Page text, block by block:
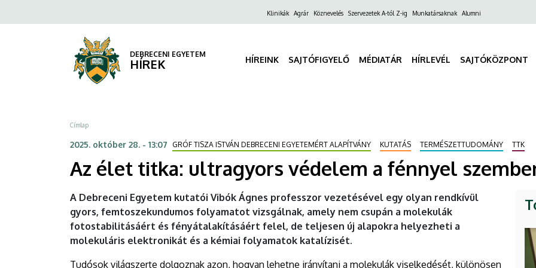
ultragyors
szemben
DEBRECENI
EGYETEM
a
FelsőKlinikák Agrár Köznevelés Szervezetek A-tól Z-ig Munkatársaknak Alumni
DEBRECENI EGYETEM
HÍREK HÍREINK SAJTÓFIGYELŐ MÉDIATÁR HÍRLEVÉL SAJTÓKÖZPONT
Morzsa
Címlap
2025. október 28. - 13:07 GRÓF TISZA ISTVÁN DEBRECENI EGYETEMÉRT ALAPÍTVÁNY KUTATÁS TERMÉSZETTUDOMÁNY TTK
Az élet titka: ultragyors védelem a fénnyel
A Debreceni Egyetem kutatói Vibók Ágnes professzor vezetésével egy olyan rendkívül
gyors, femtoszekundumos folyamatot vizsgálnak, amely nem csupán a molekulák
fotostabilitásáért és fényátalakításáért felel, de teljesen új alapokra helyezheti a
molekuláris elektronikát és a kémiai folyamatok katalízisét.
Tudósok világszerte dolgoznak azon, hogyan lehetne irányítani a molekulák viselkedését, különösen